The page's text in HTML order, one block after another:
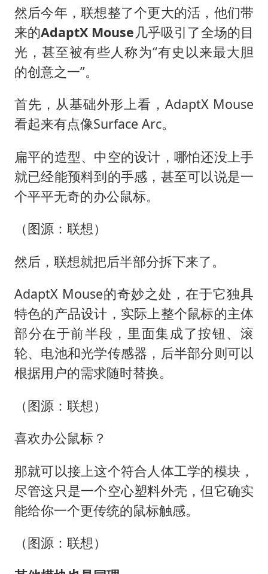
然后今年，联想整了个更大的活，他们带
来的AdaptX Mouse 几乎吸引了全场的目
光，甚至被有些人称为“有史以来最大胆
的创意之一”。
首先，从基础外形上看，AdaptX Mouse
看起来有点像Surface Arc。
扁平的造型、中空的设计，哪怕还没上手
就已经能预料到的手感，甚至可以说是一
个平平无奇的办公鼠标。
（图源：联想）
然后，联想就把后半部分拆下来了。
AdaptX Mouse的奇妙之处，在于它独具
特色的产品设计，实际上整个鼠标的主体
部分在于前半段，里面集成了按钮、滚
轮、电池和光学传感器，后半部分则可以
根据用户的需求随时替换。
（图源：联想）
喜欢办公鼠标？
那就可以接上这个符合人体工学的模块，
尽管这只是一个空心塑料外壳，但它确实
能给你一个更传统的鼠标触感。
（图源：联想）